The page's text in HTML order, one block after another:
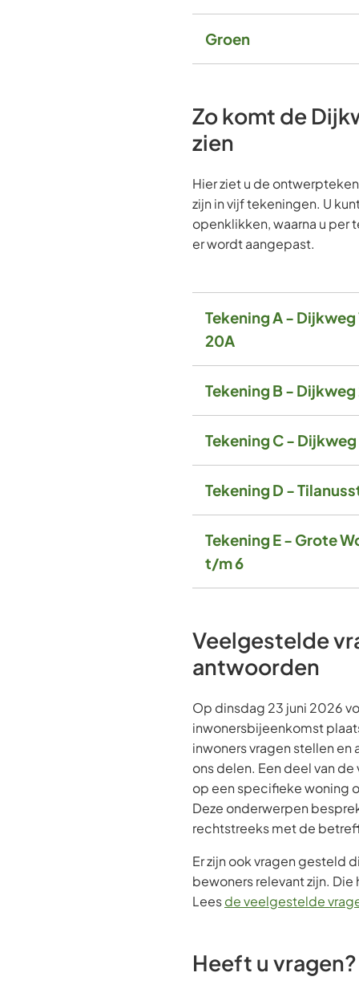
Groen
Zo komt de
zien
Hier ziet u de
zijn in vijf tekeningen. U
openklikken, waarna u per
er wordt aangepast.
Tekening A - Dijkweg
20A
Tekening B -
Tekening C -
Tekening D -
Tekening E - Grote
t/m 6
Veelgestelde
antwoorden
Op dinsdag 23 juni 2026
inwonersbijeenkomst
inwoners vragen stellen
ons delen. Een deel van
op een specifieke woning
Deze onderwerpen
rechtstreeks met de
Er zijn ook vragen gesteld
bewoners relevant zijn.
Leesde veelgestelde
Heeft u vragen?